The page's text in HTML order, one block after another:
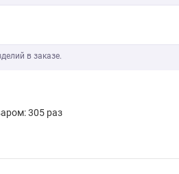
в заказе.
305 раз